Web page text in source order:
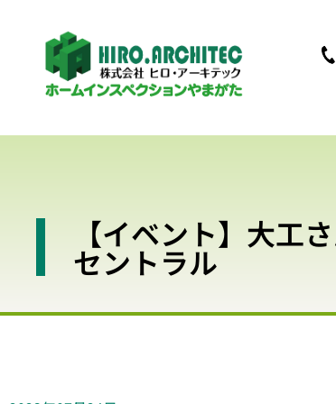
【イベント】大工
セントラル